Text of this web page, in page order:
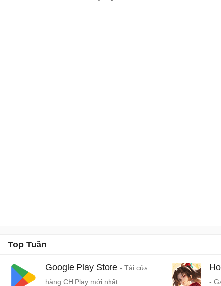
Top Tuần
Google Play Store - Tải cửa
hàng CH Play mới nhất
-